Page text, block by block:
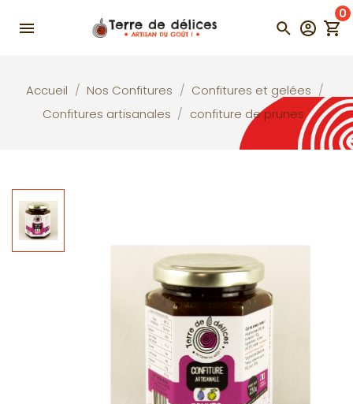
0
Accueil Nos Confitures
Confitures et gelées
Confitures artisanales
confiture de prunes